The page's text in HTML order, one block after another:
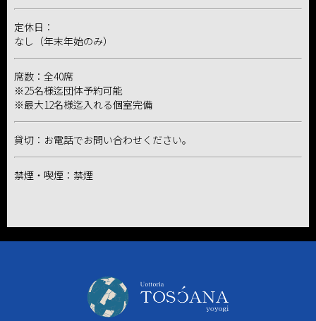
定休日：
なし（年末年始のみ）
席数：全40席
※25名様迄団体予約可能
※最大12名様迄入れる個室完備
貸切：お電話でお問い合わせください。
禁煙・喫煙：禁煙